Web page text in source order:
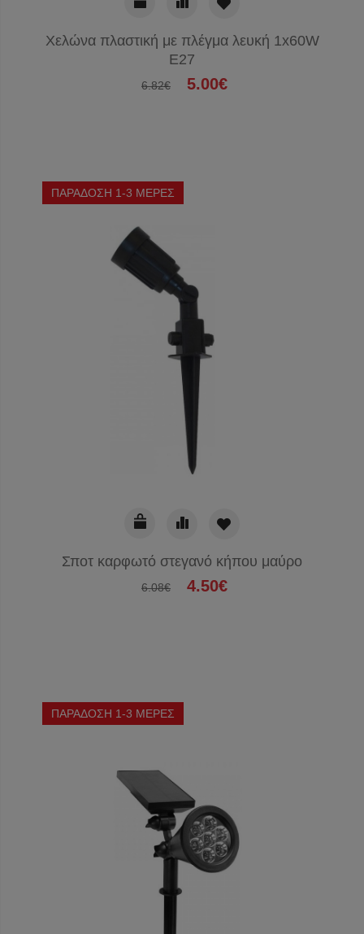
Χελώνα πλαστική με πλέγμα λευκή 1x60W
E27
6.82€ 5.00€
ΠΑΡΑΔΟΣΗ 1-3 ΜΕΡΕΣ
Σποτ καρφωτό στεγανό κήπου μαύρο
6.08€ 4.50€
ΠΑΡΑΔΟΣΗ 1-3 ΜΕΡΕΣ